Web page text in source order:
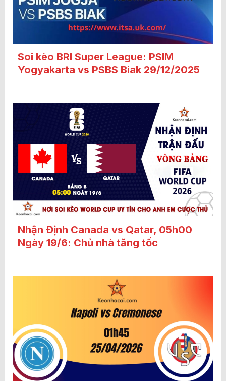
Soi kèo BRI Super League: PSIM
Yogyakarta vs PSBS Biak 29/12/2025
Nhận Định Canada vs Qatar, 05h00
Ngày 19/6: Chủ nhà tăng tốc